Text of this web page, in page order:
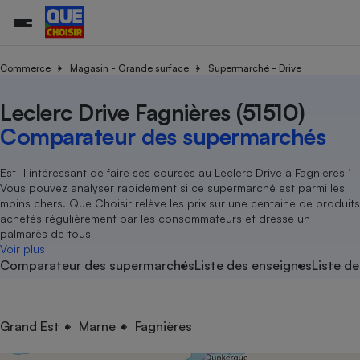
Commerce Magasin - Grande surface Supermarché - Drive
Leclerc Drive Fagnières (51510)
Comparateur des supermarchés
Est-il intéressant de faire ses courses au Leclerc Drive à Fagnières ’
Vous pouvez analyser rapidement si ce supermarché est parmi les
moins chers. Que Choisir relève les prix sur une centaine de produits
achetés régulièrement par les consommateurs et dresse un
palmarès de tous
Voir plus
Comparateur des supermarchésListe des enseignesListe
Grand Est Marne Fagnières
Additifs
Magasin - Grande surface
Méthode de vente -
Organismes de défense
Système judiciairegratuit
Déchet
Achat - Vente - Travaux
Location
Sport
électrique
Démarche administrative
Senior
Service marchand
Train
Transport aérien
Toutes les actualités
Enquêtes
Guides d'achat
Conseils
Brèves
Tous les services
Soumettre un litige
Lettres types
Rencontrer une association locale
Tous nos combats
Nos actions
Nos grandes victoires
Les billets de la présidente
Nos associations locales
Nous rejoindre
En savoir plus sur Que Choisir Ensemble
L’association
Nos missions
Notre méthodologie
Notre financement
Nos partenaires
Nous rejoindre